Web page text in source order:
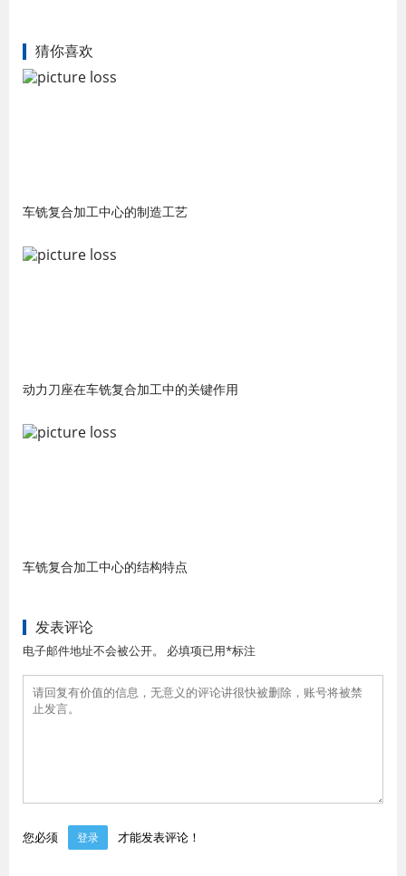
猜你喜欢
车铣复合加工中心的制造工艺
动力刀座在车铣复合加工中的关键作用
车铣复合加工中心的结构特点
发表评论
电子邮件地址不会被公开。 必填项已用*标注
您必须 登录 才能发表评论！